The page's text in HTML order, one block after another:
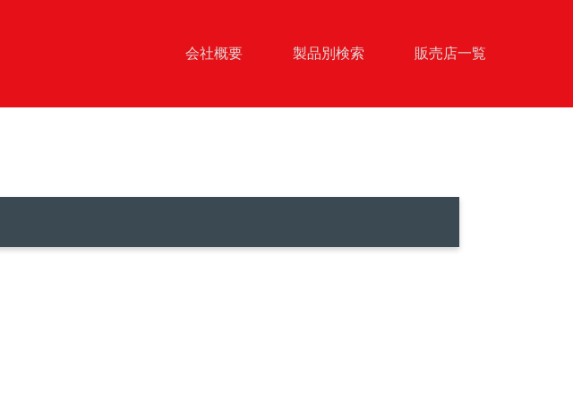
会社概要 製品別検索 販売店一覧